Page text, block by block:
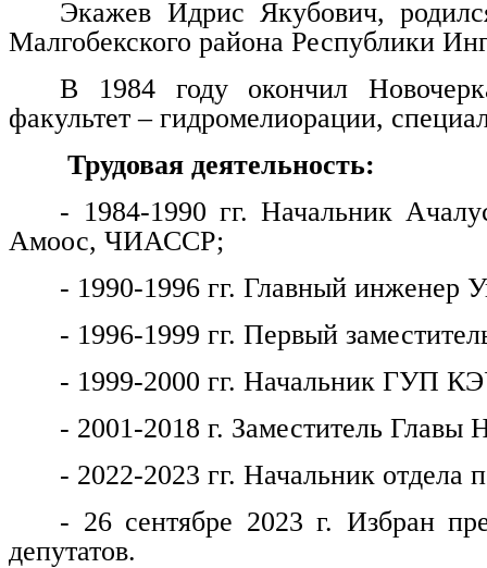
Экажев Идрис Якубович,
Малгобекского района Республики
В 1984 году окончил
факультет – гидромелиорации,
Трудовая деятельность:
- 1984-1990 гг. Начальник
Амоос, ЧИАССР;
- 1990-1996 гг. Главный
- 1996-1999 гг. Первый
- 1999-2000 гг. Начальник ГУП
- 2001-2018 г. Заместитель Главы
- 2022-2023 гг. Начальник
- 26 сентябре 2023 г. Избран
депутатов.